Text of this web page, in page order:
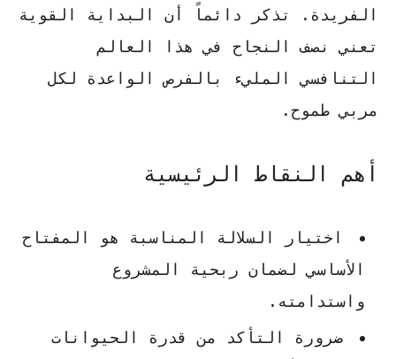
الفريدة. تذكر دائماً أن البداية القوية
تعني نصف النجاح في هذا العالم
التنافسي المليء بالفرص الواعدة لكل
مربي طموح.
أهم النقاط الرئيسية
اختيار السلالة المناسبة هو المفتاح
الأساسي لضمان ربحية المشروع
واستدامته.
ضرورة التأكد من قدرة الحيوانات